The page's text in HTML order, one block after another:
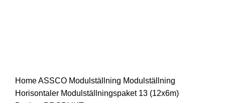
HomeASSCO Modulställning Modulställning
Horisontaler Modulställningspaket 13 (12x6m)